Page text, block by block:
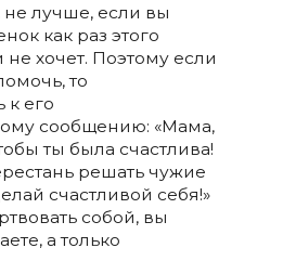
не лучше, если вы
как раз этого
хочет. Поэтому если
то
к его
сообщению: «Мама,
ты была счастлива!
решать чужие
счастливой себя!»
собой, вы
а только